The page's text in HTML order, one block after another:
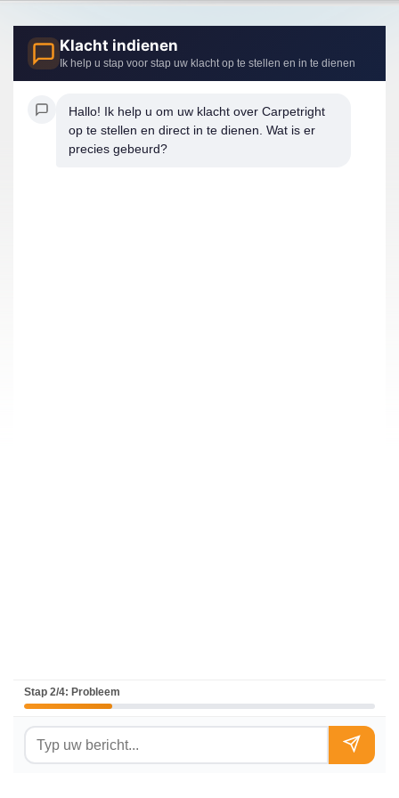
Klacht indienen
Ik help u stap voor stap uw klacht op te stellen en in te dienen
Hallo! Ik help u om uw klacht over Carpetright
op te stellen en direct in te dienen. Wat is er
precies gebeurd?
Stap 2/4: Probleem